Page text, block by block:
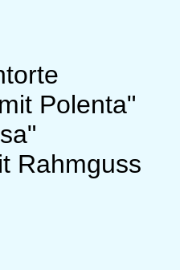
Polenta"
Rahmguss